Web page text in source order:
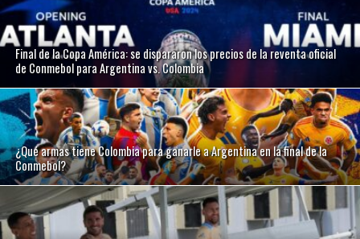
Final de la Copa América: se dispararon los precios de la reventa oficial
de Conmebol para Argentina vs. Colombia
¿Qué armas tiene Colombia para ganarle a Argentina en la final de la
Conmebol?